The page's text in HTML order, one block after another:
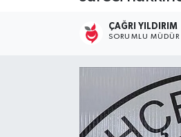
ÇAĞRI YILDIRIM
SORUMLU
Kültür Sanat
Politika